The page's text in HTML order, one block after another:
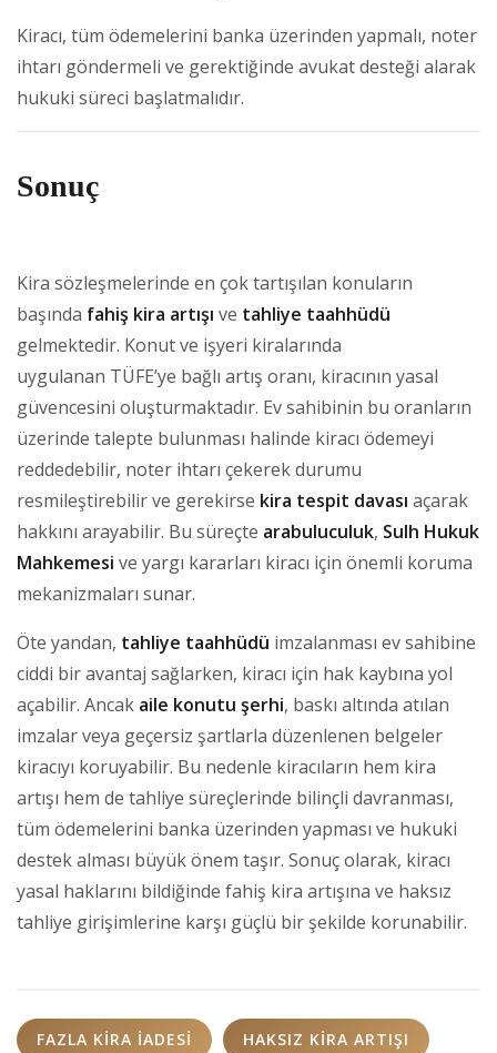
Kiracı, tüm ödemelerini banka üzerinden yapmalı, noter
ihtarı göndermeli ve gerektiğinde avukat desteği alarak
hukuki süreci başlatmalıdır.
Sonuç
Kira sözleşmelerinde en çok tartışılan konuların
başında fahiş kira artışı ve tahliye taahhüdü
gelmektedir. Konut ve işyeri kiralarında
uygulanan TÜFE’ye bağlı artış oranı, kiracının yasal
güvencesini oluşturmaktadır. Ev sahibinin bu oranların
üzerinde talepte bulunması halinde kiracı ödemeyi
reddedebilir, noter ihtarı çekerek durumu
resmileştirebilir ve gerekirse kira tespit davası açarak
hakkını arayabilir. Bu süreçte arabuluculuk, Sulh Hukuk
Mahkemesi ve yargı kararları kiracı için önemli koruma
mekanizmaları sunar.
Öte yandan, tahliye taahhüdü imzalanması ev sahibine
ciddi bir avantaj sağlarken, kiracı için hak kaybına yol
açabilir. Ancak aile konutu şerhi, baskı altında atılan
imzalar veya geçersiz şartlarla düzenlenen belgeler
kiracıyı koruyabilir. Bu nedenle kiracıların hem kira
artışı hem de tahliye süreçlerinde bilinçli davranması,
tüm ödemelerini banka üzerinden yapması ve hukuki
destek alması büyük önem taşır. Sonuç olarak, kiracı
yasal haklarını bildiğinde fahiş kira artışına ve haksız
tahliye girişimlerine karşı güçlü bir şekilde korunabilir.
FAZLA KIRA IADESI HAKSIZ KIRA ARTIŞI